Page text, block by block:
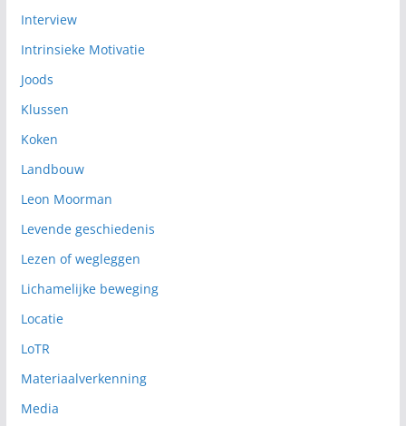
Interview
Intrinsieke Motivatie
Joods
Klussen
Koken
Landbouw
Leon Moorman
Levende geschiedenis
Lezen of wegleggen
Lichamelijke beweging
Locatie
LoTR
Materiaalverkenning
Media